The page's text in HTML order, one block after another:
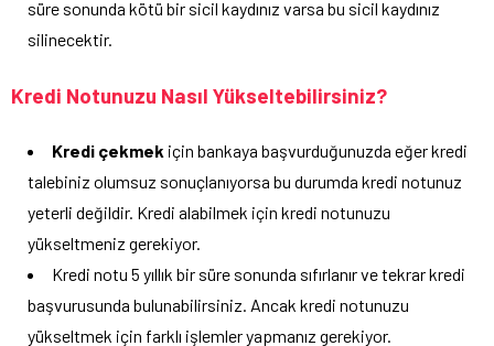
süre sonunda kötü bir sicil kaydınız varsa bu sicil kaydınız
silinecektir.
Kredi Notunuzu Nasıl Yükseltebilirsiniz?
Kredi çekmek için bankaya başvurduğunuzda eğer kredi
talebiniz olumsuz sonuçlanıyorsa bu durumda kredi notunuz
yeterli değildir. Kredi alabilmek için kredi notunuzu
yükseltmeniz gerekiyor.
Kredi notu 5 yıllık bir süre sonunda sıfırlanır ve tekrar kredi
başvurusunda bulunabilirsiniz. Ancak kredi notunuzu
yükseltmek için farklı işlemler yapmanız gerekiyor.